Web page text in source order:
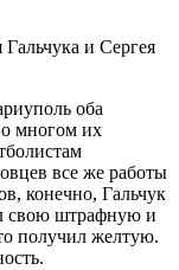
и Сергея
оба
многом их
все же работы
конечно, Гальчук
свою штрафную и
получил желтую.